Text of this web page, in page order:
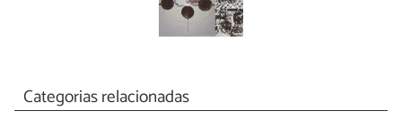
Categorias relacionadas